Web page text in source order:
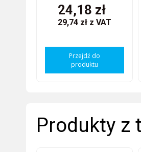
24,18 zł
29,74 zł z VAT
Przejdź do
produktu
Produkty z